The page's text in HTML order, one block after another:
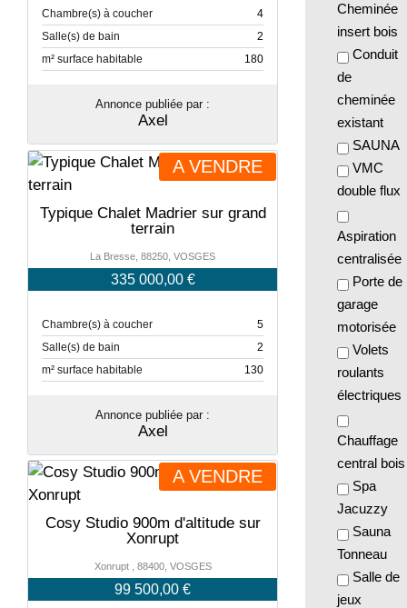
Cheminée
insert bois
Conduit
de
cheminée
existant
SAUNA
VMC
double flux
Aspiration
centralisée
Porte de
garage
motorisée
Volets
roulants
électriques
Chauffage
central bois
Spa
Jacuzzy
Sauna
Tonneau
Salle de
jeux
Chambre(s) à coucher
4
Salle(s) de bain
2
m² surface habitable
180
Annonce publiée par :
Axel
A VENDRE
Typique Chalet Madrier sur grand
terrain
La Bresse, 88250, VOSGES
335 000,00 €
Chambre(s) à coucher
5
Salle(s) de bain
2
m² surface habitable
130
Annonce publiée par :
Axel
A VENDRE
Cosy Studio 900m d'altitude sur
Xonrupt
Xonrupt , 88400, VOSGES
99 500,00 €